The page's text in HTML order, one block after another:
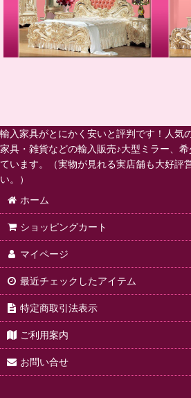
輸入家具がとにかく安いと評判です！人気
家具・雑貨などの輸入販売♪大型ミラー、
ています。（実物が見れる実店舗も大好評
い。）
ホーム
ショッピングカート
マイページ
最近チェックしたアイテム
特定商取引法表示
ご利用案内
お問い合せ